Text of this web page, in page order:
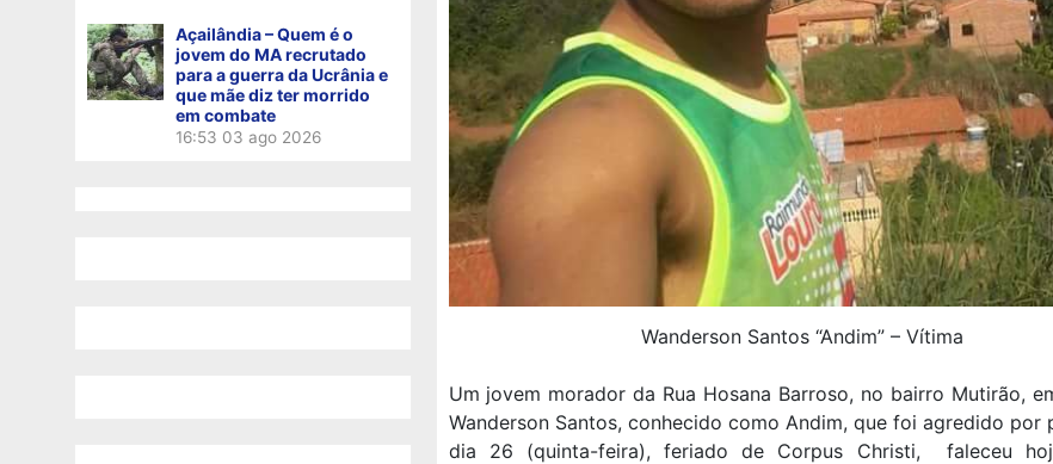
Açailândia – Quem é o
jovem do MA recrutado
para a guerra da Ucrânia e
que mãe diz ter morrido
em combate
16:53 03 ago 2026
Wanderson Santos “Andim” – Vítima
Um jovem morador da Rua Hosana Barroso, no bairro Mutirão,
Wanderson Santos, conhecido como Andim, que foi agredido por
dia 26 (quinta-feira), feriado de Corpus Christi, faleceu